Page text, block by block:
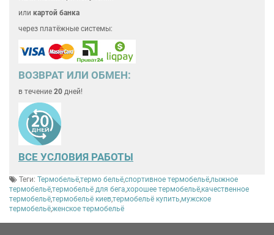
или картой банка
через платёжные системы:
ВОЗВРАТ ИЛИ ОБМЕН:
в течение 20 дней!
ВСЕ УСЛОВИЯ РАБОТЫ
Теги: Термобельё,термо бельё,спортивное термобельё,лыжное
термобельё,термобельё для бега,хорошее термобельё,качественное
термобельё,термобельё киев,термобельё купить,мужское
термобельё,женское термобельё